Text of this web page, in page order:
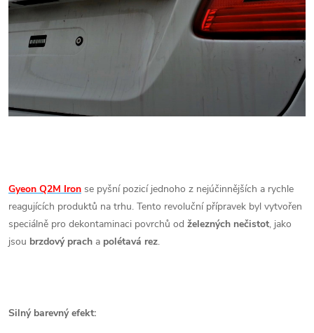
Gyeon Q2M Iron se pyšní pozicí jednoho z nejúčinnějších a rychle
reagujících produktů na trhu. Tento revoluční přípravek byl vytvořen
speciálně pro dekontaminaci povrchů od železných nečistot, jako
jsou brzdový prach a polétavá rez.
Silný barevný efekt: